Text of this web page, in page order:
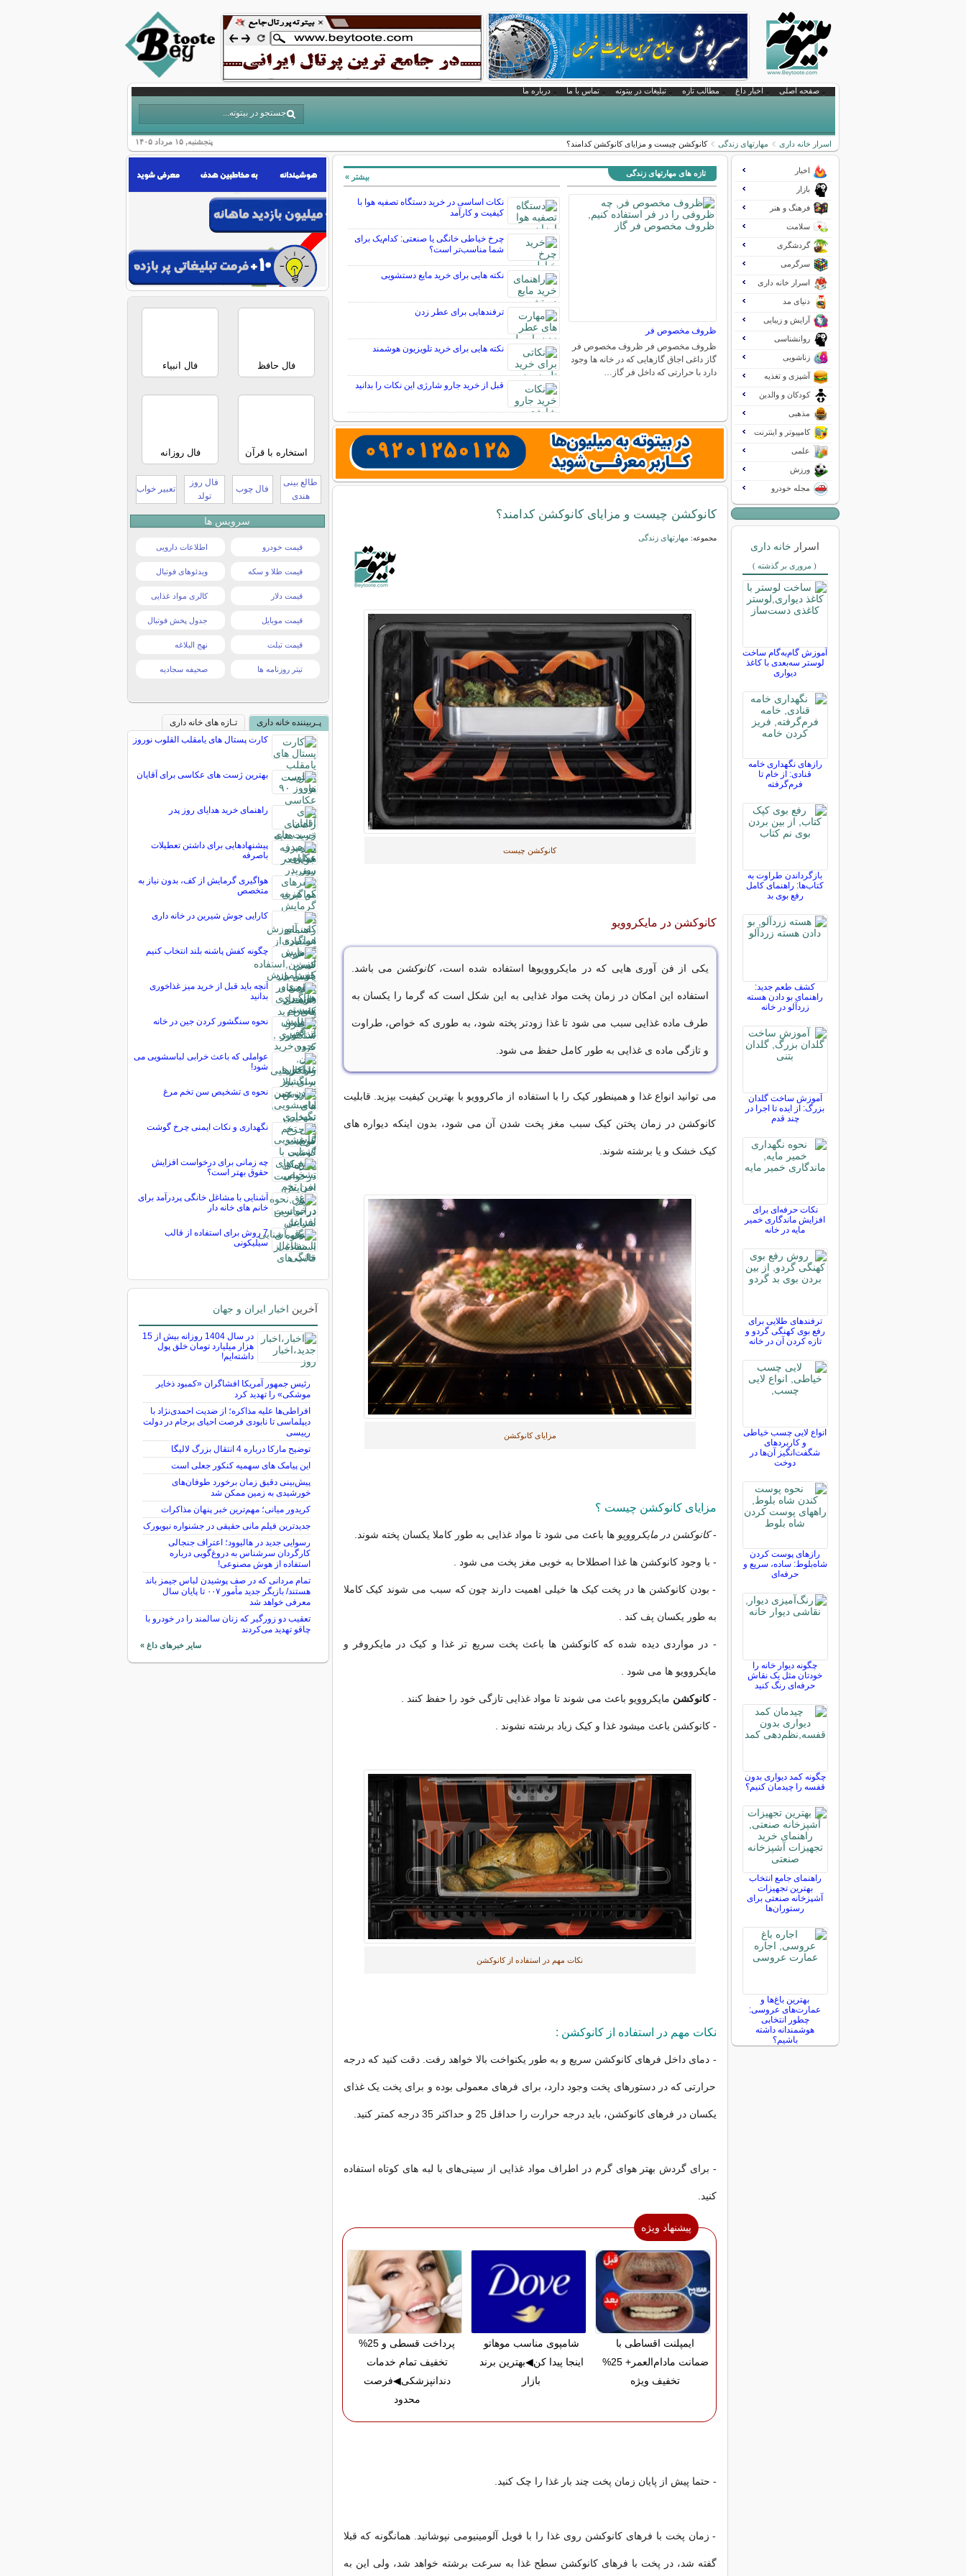
صفحه اصلی اخبار داغ مطالب تازه تبلیغات در بیتوته تماس با ما درباره ما
پنجشنبه, ۱۵ مرداد ۱۴۰۵ اسرار خانه داری مهارتهای زندگی کانوکشن چیست و مزایای کانوکشن کدامند؟
تازه های مهارتهای زندگی
ظروف مخصوص فر
ظروف مخصوص فر ظروف مخصوص فر
گاز داغی اجاق گازهایی که در خانه ها وجود
دارد با حرارتی که داخل فر گاز…
نکات اساسی در خرید دستگاه تصفیه هوا با
کیفیت و کارآمد
چرخ خیاطی خانگی یا صنعتی: کدام‌یک برای
شما مناسب‌تر است؟
نکته هایی برای خرید مایع دستشویی
ترفندهایی برای عطر زدن
نکته هایی برای خرید تلویزیون هوشمند
قبل از خرید جارو شارژی این نکات را بدانید
بیشتر »
کانوکشن چیست و مزایای کانوکشن کدامند؟
مجموعه: مهارتهای زندگی
کانوکشن چیست
کانوکشن در مایکروویو
یکی از فن آوری هایی که در مایکروویوها استفاده شده است، کانوکشن می باشد.
استفاده این امکان در زمان پخت مواد غذایی به این شکل است که گرما را یکسان به
طرف ماده غذایی سبب می شود تا غذا زودتر پخته شود، به طوری که خواص، طراوت
و تازگی ماده ی غذایی به طور کامل حفظ می شود.
می توانید انواع غذا و همینطور کیک را با استفاده از ماکروویو با بهترین کیفیت بپزید. قابلیت
کانوکشن در زمان پختن کیک سبب مغز پخت شدن آن می شود، بدون اینکه دیواره های
کیک خشک و یا برشته شوند.
مزایای کانوکشن
مزایای کانوکشن چیست ؟
-کانوکشن در مایکروویو ها باعث می شود تا مواد غذایی به طور کاملا یکسان پخته شوند.
- با وجود کانوکشن ها غذا اصطلاحا به خوبی مغز پخت می شود .
- بودن کانوکشن ها در پخت کیک ها خیلی اهمیت دارند چون که سبب می شوند کیک کاملا
به طور یکسان پف کند .
- در مواردی دیده شده که کانوکشن ها باعث پخت سریع تر غذا و کیک در مایکروفر و
مایکروویو ها می شود .
-کانوکشن مایکروویو باعث می شوند تا مواد غذایی تازگی خود را حفظ کنند .
- کانوکشن باعث میشود غذا و کیک زیاد برشته نشوند .
نکات مهم در استفاده از کانوکشن
نکات مهم در استفاده از کانوکشن :
- دمای داخل فرهای کانوکشن سریع و به طور یکنواخت بالا خواهد رفت. دقت کنید که درجه
حرارتی که در دستورهای پخت وجود دارد، برای فرهای معمولی بوده و برای پخت یک غذای
یکسان در فرهای کانوکشن، باید درجه حرارت را حداقل 25 و حداکثر 35 درجه کمتر کنید.
- برای گردش بهتر هوای گرم در اطراف مواد غذایی از سینی‌های با لبه های کوتاه استفاده
کنید.
پیشنهاد ویژه
ایمپلنت اقساطی با
ضمانت مادام‌العمر+ 25%
تخفیف ویژه
شامپوی مناسب موهاتو
اینجا پیدا کن◀بهترین برند
بازار
پرداخت قسطی و 25%
تخفیف تمام خدمات
دندانپزشکی◀فرصت
محدود
- حتما پیش از پایان زمان پخت چند بار غذا را چک کنید.
- زمان پخت با فرهای کانوکشن روی غذا را با فویل آلومینیومی نپوشانید. همانگونه که قبلا
گفته شد، در پخت با فرهای کانوکشن سطح غذا به سرعت برشته خواهد شد، ولی این به
اخبار
بازار
فرهنگ و هنر
سلامت
گردشگری
سرگرمی
اسرار خانه داری
دنیای مد
آرایش و زیبایی
روانشناسی
زناشویی
آشپزی و تغذیه
کودکان و والدین
مذهبی
کامپیوتر و اینترنت
علمی
ورزش
مجله خودرو
اسرار خانه داری
( مروری بر گذشته )
آموزش گام‌به‌گام ساخت
لوستر سه‌بعدی با کاغذ
دیواری
رازهای نگهداری خامه
قنادی: از خام تا
فرم‌گرفته
بازگرداندن طراوت به
کتاب‌ها: راهنمای کامل
رفع بوی بد
کشف طعم جدید:
راهنمای بو دادن هسته
زردآلو در خانه
آموزش ساخت گلدان
بزرگ: از ایده تا اجرا در
چند قدم
نکات حرفه‌ای برای
افزایش ماندگاری خمیر
مایه در خانه
ترفندهای طلایی برای
رفع بوی کهنگی گردو و
تازه کردن آن در خانه
انواع لایی چسب خیاطی
و کاربردهای
شگفت‌انگیز آن‌ها در
دوخت
رازهای پوست کردن
شاه‌بلوط: ساده، سریع و
حرفه‌ای
چگونه دیوار خانه را
خودتان مثل یک نقاش
حرفه‌ای رنگ کنید
چگونه کمد دیواری بدون
قفسه را چیدمان کنیم؟
راهنمای جامع انتخاب
بهترین تجهیزات
آشپزخانه صنعتی برای
رستوران‌ها
بهترین باغ‌ها و
عمارت‌های عروسی:
چطور انتخابی
هوشمندانه داشته
باشیم؟
فال حافظ فال انبیاء
استخاره با قرآن فال روزانه
طالع بینی
هندی
فال چوب
فال روز
تولد
تعبیر خواب
سرویس ها
قیمت خودرو اطلاعات دارویی
قیمت طلا و سکه ویدئوهای فوتبال
قیمت دلار کالری مواد غذایی
قیمت موبایل جدول پخش فوتبال
قیمت تبلت نهج البلاغه
تیتر روزنامه ها صحیفه سجادیه
پـربیننده خانه داری
تـازه های خانه داری
کارت پستال های یامقلب القلوب نوروز
بهترین ژست های عکاسی برای آقایان
راهنمای خرید هدایای روز پدر
پیشنهادهایی برای داشتن تعطیلات
باصرفه
هواگیری گرمایش از کف، بدون نیاز به
متخصص
کارایی جوش شیرین در خانه داری
چگونه کفش پاشنه بلند انتخاب کنیم
آنچه باید قبل از خرید میز غذاخوری
بدانید
نحوه سنگشور کردن جین در خانه
عواملی که باعث خرابی لباسشویی می
شود!
نحوه ی تشخیص سن تخم مرغ
نگهداری و نکات ایمنی چرخ گوشت
چه زمانی برای درخواست افزایش
حقوق بهتر است؟
آشنایی با مشاغل خانگی پردرآمد برای
خانم های خانه دار
7 روش برای استفاده از قالب
سیلیکونی
آخرین اخبار ایران و جهان
در سال 1404 روزانه بیش از 15
هزار میلیارد تومان خلق پول
داشته‌ایم!
رئیس جمهور آمریکا افشاگران «کمبود ذخایر
موشکی» را تهدید کرد
افراطی‌ها علیه مذاکره؛ از ضدیت احمدی‌نژاد با
دیپلماسی تا نابودی فرصت احیای برجام در دولت
رییسی
توضیح مارکا درباره 4 انتقال بزرگ لالیگا
این پیامک های سهمیه کنکور جعلی است
پیش‌بینی دقیق زمان برخورد طوفان‌های
خورشیدی به زمین ممکن شد
کریدور میانی؛ مهم‌ترین خبر پنهان مذاکرات
جدیدترین فیلم مانی حقیقی در جشنواره نیویورک
رسوایی جدید در هالیوود؛ اعتراف جنجالی
کارگردان سرشناس به دروغ‌گویی درباره
استفاده از هوش مصنوعی!
تمام مردانی که در صف پوشیدن لباس جیمز باند
هستند/ بازیگر جدید مأمور ۰۰۷ تا پایان سال
معرفی خواهد شد
تعقیب دو زورگیر که زنان سالمند را در خودرو با
چاقو تهدید می‌کردند
سایر خبرهای داغ »